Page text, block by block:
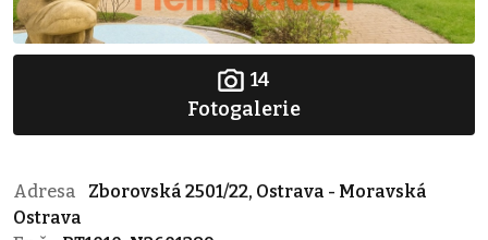
14
Fotogalerie
Adresa
Zborovská 2501/22, Ostrava - Moravská
Ostrava